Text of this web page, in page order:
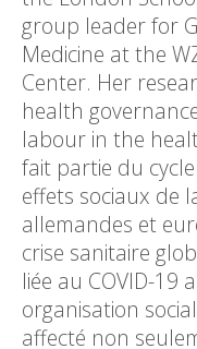
group leader for
Medicine at the
Center. Her
health
labour in the
fait partie du
effets sociaux de
allemandes et
crise sanitaire
liée au COVID-19
organisation
affecté non